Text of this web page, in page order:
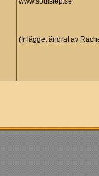
(Inlägget ändrat av